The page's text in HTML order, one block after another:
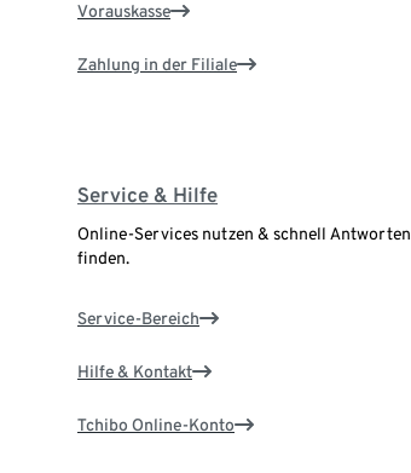
Vorauskasse
Zahlung in der Filiale
Service & Hilfe
Online-Services nutzen & schnell Antworten
finden.
Service-Bereich
Hilfe & Kontakt
Tchibo Online-Konto